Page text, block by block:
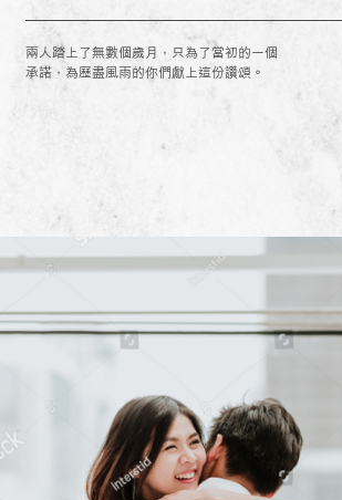
兩人踏上了無數個歲月，只為了當初的一個
承諾，為歷盡風雨的你們獻上這份讚頌。